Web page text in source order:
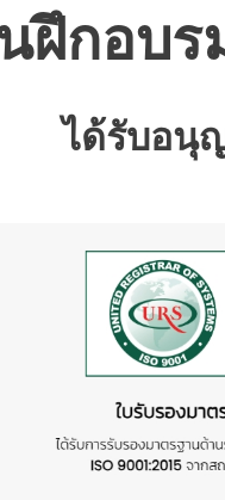
ฝึกอบร
ได้รับอนุ